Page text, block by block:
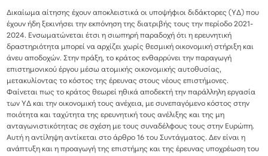
Δικαίωμα αίτησης έχουν αποκλειστικά οι υποψήφιοι διδάκτορες (ΥΔ) που
έχουν ήδη ξεκινήσει την εκπόνηση της διατριβής τους την περίοδο 2021-
2024. Ενσωματώνεται έτσι η σιωπηρή παραδοχή ότι η ερευνητική
δραστηριότητα μπορεί να αρχίζει χωρίς θεσμική οικονομική στήριξη και
άνευ αποδοχών. Στην πράξη, το κράτος ενθαρρύνει την παραγωγή
επιστημονικού έργου μέσω ατομικής οικονομικής αυτοθυσίας,
μετακυλίοντας το κόστος της έρευνας στους νέους επιστήμονες.
Φαίνεται πως το κράτος θεωρεί ηθικά αποδεκτή την παράλληλη εργασία
των ΥΔ και την οικονομική τους ανέχεια, με συνεπαγόμενο κόστος στην
ποιότητα και ταχύτητα της ερευνητική τους ανέλιξης και της μη
ανταγωνιστικότητας σε σχέση με τους συναδέλφους τους στην Ευρώπη.
Αυτή η αντίληψη αντίκεται στο άρθρο 16 του Συντάγματος. Δεν είναι η
ανάπτυξη και η προαγωγή της επιστήμης και της έρευνας υποχρέωση του